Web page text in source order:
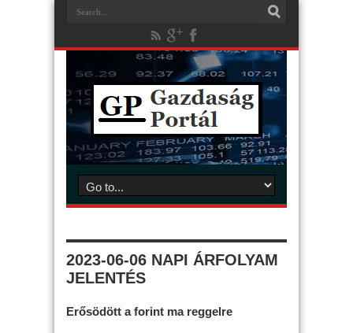
2023-06-06 NAPI ÁRFOLYAM
JELENTÉS
Erősödött a forint ma reggelre